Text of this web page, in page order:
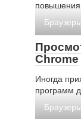
Браузеры
Chrome
Иногда
программ
Браузеры